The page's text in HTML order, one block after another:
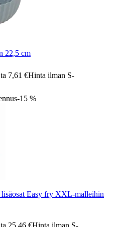
22,5 cm
7,61 €Hinta ilman S-
-15 %
Easy fry XXL-malleihin